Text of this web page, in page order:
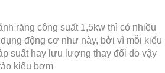
răng công suất 1,5kw thì có nhiều
động cơ như này, bởi vì mỗi kiểu
suất hay lưu lượng thay đổi do vậy
kiểu bơm